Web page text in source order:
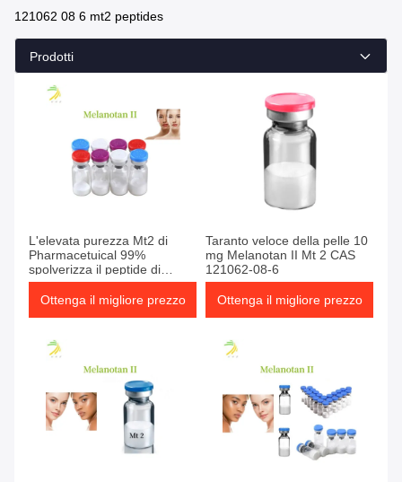
Peptides ]
Prodotti
121062 08 6 mt2 peptides
Prodotti
L'elevata purezza Mt2 di
Pharmacetuical 99%
spolverizza il peptide di
121062-08-6 Melanotan
Ottenga il migliore prezzo
Taranto veloce della pelle 10
mg Melanotan II Mt 2 CAS
121062-08-6
Ottenga il migliore prezzo